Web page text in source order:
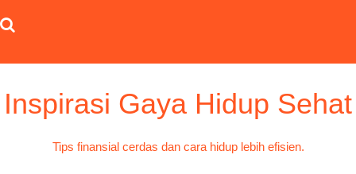
to
Inspirasi Gaya Hidup Sehat
Tips finansial cerdas dan cara hidup lebih efisien.